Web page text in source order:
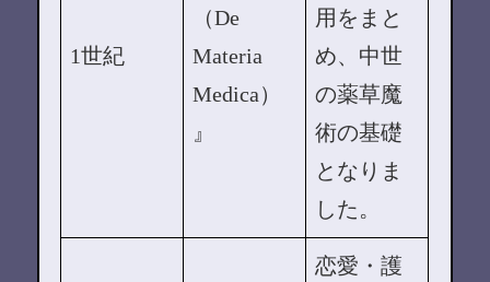
1世紀
（De
Materia
Medica）
』
用をまと
め、中世
の薬草魔
術の基礎
となりま
した。
恋愛・護